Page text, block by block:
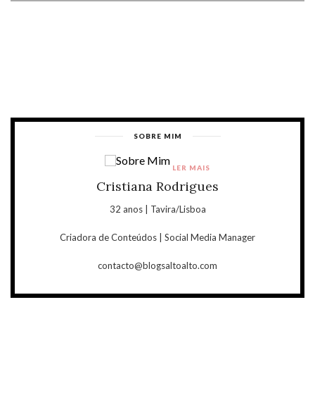
SOBRE MIM
Cristiana Rodrigues
32 anos | Tavira/Lisboa
Criadora de Conteúdos | Social Media Manager
contacto@blogsaltoalto.com
LER MAIS